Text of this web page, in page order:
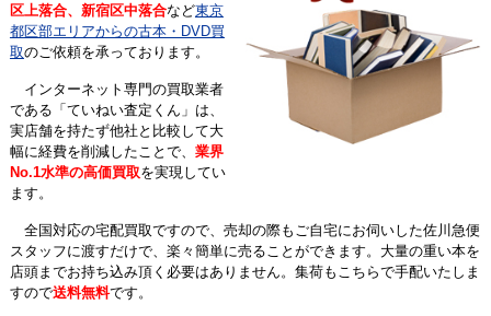
区上落合、新宿区中落合など東京
都区部エリアからの古本・DVD買
取のご依頼を承っております。
インターネット専門の買取業者
である「ていねい査定くん」は、
実店舗を持たず他社と比較して大
幅に経費を削減したことで、 業界
No.1水準の高価買取を実現してい
ます。
全国対応の宅配買取ですので、売却の際もご自宅にお伺いした佐川急便
スタッフに渡すだけで、楽々簡単に売ることができます。大量の重い本を
店頭までお持ち込み頂く必要はありません。集荷もこちらで手配いたしま
すので送料無料です。